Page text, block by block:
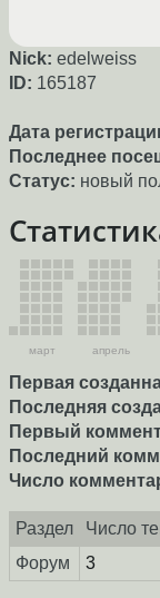
Nick: edelweiss
ID: 165187
Дата
Последнее
Статус: новый
март апрель
Первая
Последняя
Первый
Последний
Число
Раздел
Число
Форум
3